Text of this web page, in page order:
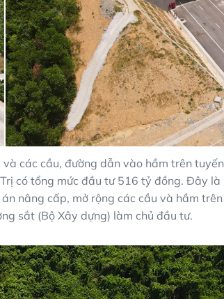
các cầu, đường dẫn vào hầm trên tuyến
có tổng mức đầu tư 516 tỷ đồng. Đây là
nâng cấp, mở rộng các cầu và hầm trên
sắt (Bộ Xây dựng) làm chủ đầu tư.